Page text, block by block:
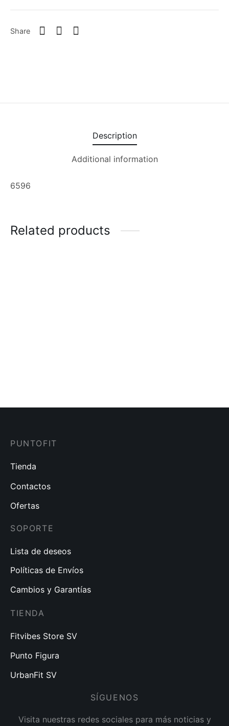
Share
Description
Additional information
6596
Related products
PUNTOFIT
Tienda
Contactos
Ofertas
SOPORTE
Lista de deseos
Políticas de Envíos
Cambios y Garantías
TIENDA
Fitvibes Store SV
Punto Figura
UrbanFit SV
SÍGUENOS
Visita nuestras redes sociales para más noticias y